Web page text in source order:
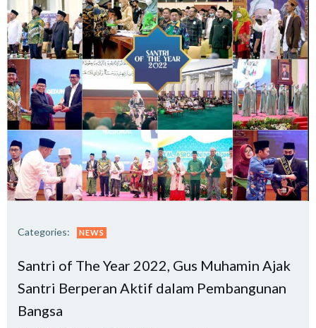
Categories: NEWS
Santri of The Year 2022, Gus Muhamin Ajak
Santri Berperan Aktif dalam Pembangunan
Bangsa